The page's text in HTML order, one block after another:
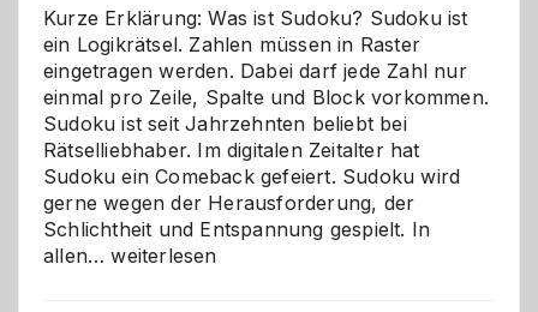
Kurze Erklärung: Was ist Sudoku? Sudoku ist
ein Logikrätsel. Zahlen müssen in Raster
eingetragen werden. Dabei darf jede Zahl nur
einmal pro Zeile, Spalte und Block vorkommen.
Sudoku ist seit Jahrzehnten beliebt bei
Rätselliebhaber. Im digitalen Zeitalter hat
Sudoku ein Comeback gefeiert. Sudoku wird
gerne wegen der Herausforderung, der
Schlichtheit und Entspannung gespielt. In
allen…Sudoku
weiterlesen